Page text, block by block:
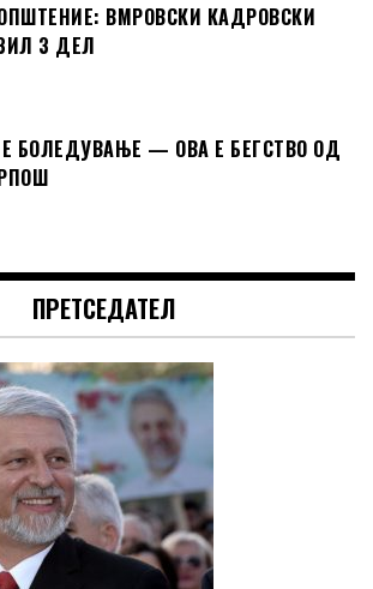
ВМРОВСКИ КАДРОВСКИ
3 ДЕЛ
БОЛЕДУВАЊЕ — ОВА Е БЕГСТВО ОД
ПРЕТСЕДАТЕЛ